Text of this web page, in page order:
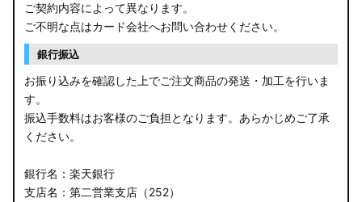
ご契約内容によって異なります。
ご不明な点はカード会社へお問い合わせください。
銀行振込
お振り込みを確認した上でご注文商品の発送・加工を行いま
す。
振込手数料はお客様のご負担となります。あらかじめご了承
ください。
銀行名：楽天銀行
支店名：第二営業支店（252）